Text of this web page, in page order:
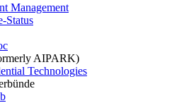
Management
Status
AIPARK)
Technologies